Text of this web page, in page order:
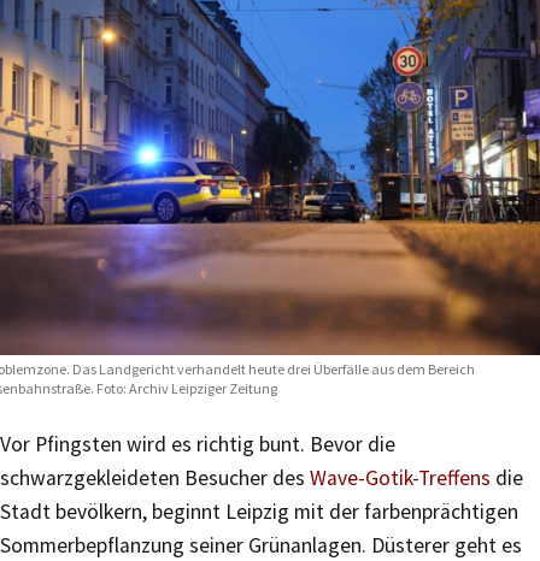
Das Landgericht verhandelt heute drei Überfälle aus dem Bereich
Foto: Archiv Leipziger Zeitung
Vor Pfingsten wird es richtig bunt. Bevor die
schwarzgekleideten Besucher des Wave-Gotik-Treffens die
Stadt bevölkern, beginnt Leipzig mit der farbenprächtigen
Sommerbepflanzung seiner Grünanlagen. Düsterer geht es